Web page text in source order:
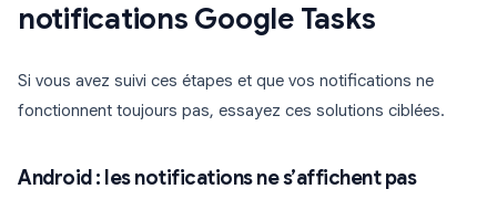
notifications Google Tasks
Si vous avez suivi ces étapes et que vos notifications ne
fonctionnent toujours pas, essayez ces solutions ciblées.
Android : les notifications ne s’affichent pas